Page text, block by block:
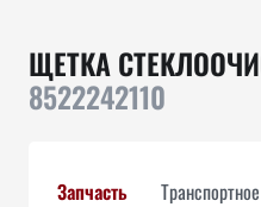
ЩЕТКА
8522242110
Запчасть